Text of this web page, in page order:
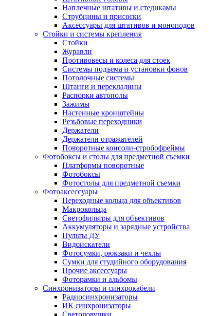
Наплечные штативы и стедикамы
Струбцины и присоски
Аксессуары для штативов и моноподов
Стойки и системы крепления
Стойки
Журавли
Противовесы и колеса для стоек
Системы подъема и установки фонов
Потолочные системы
Штанги и перекладины
Распорки автополы
Зажимы
Настенные кронштейны
Резьбовые переходники
Держатели
Держатели отражателей
Поворотные консоли-стробофреймы
Фотобоксы и столы для предметной съемки
Платформы поворотные
Фотобоксы
Фотостолы для предметной съемки
Фотоаксессуары
Переходные кольца для объективов
Макрокольца
Светофильтры для объективов
Аккумуляторы и зарядные устройства
Пульты ДУ
Видоискатели
Фотосумки, рюкзаки и чехлы
Сумки для студийного оборудования
Прочие аксессуары
Фоторамки и альбомы
Синхронизаторы и синхрокабели
Радиосинхронизаторы
ИК синхронизаторы
Светоловушки